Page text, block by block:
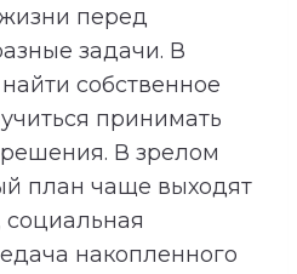
перед
задачи. В
собственное
принимать
В зрелом
план чаще выходят
социальная
накопленного